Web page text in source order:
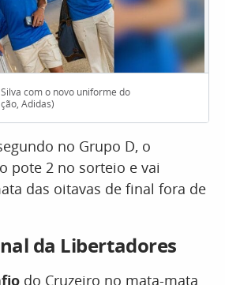
com o novo uniforme do
Adidas)
no Grupo D, o
pote 2 no sorteio e vai
das oitavas de final fora de
da Libertadores
do Cruzeiro no mata-mata